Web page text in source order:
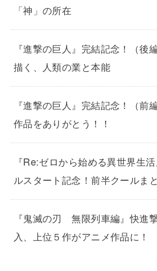
「神」の所在
『進撃の巨人』完結記念！（
描く、人類の業と本能
『進撃の巨人』完結記念！（
作品をありがとう！！
『Re:ゼロから始める異世界生
ルスタート記念！前半クールま
『鬼滅の刃 無限列車編』快進
入、上位５作がアニメ作品に！